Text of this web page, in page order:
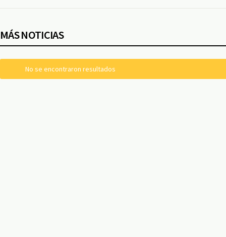
MÁS NOTICIAS
No se encontraron resultados